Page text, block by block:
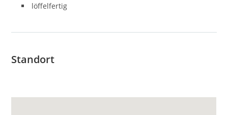
löffelfertig
Standort